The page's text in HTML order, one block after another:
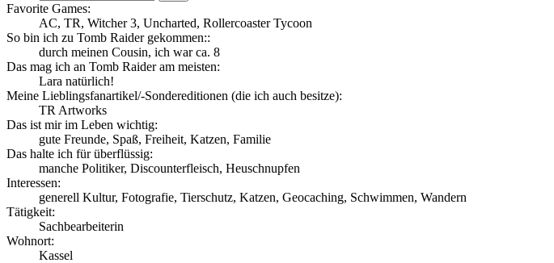
Favorite Games:
AC, TR, Witcher 3, Uncharted, Rollercoaster Tycoon
So bin ich zu Tomb Raider gekommen::
durch meinen Cousin, ich war ca. 8
Das mag ich an Tomb Raider am meisten:
Lara natürlich!
Meine Lieblingsfanartikel/-Sondereditionen (die ich auch besitze):
TR Artworks
Das ist mir im Leben wichtig:
gute Freunde, Spaß, Freiheit, Katzen, Familie
Das halte ich für überflüssig:
manche Politiker, Discounterfleisch, Heuschnupfen
Interessen:
generell Kultur, Fotografie, Tierschutz, Katzen, Geocaching, Schwimmen, Wandern
Tätigkeit:
Sachbearbeiterin
Wohnort:
Kassel